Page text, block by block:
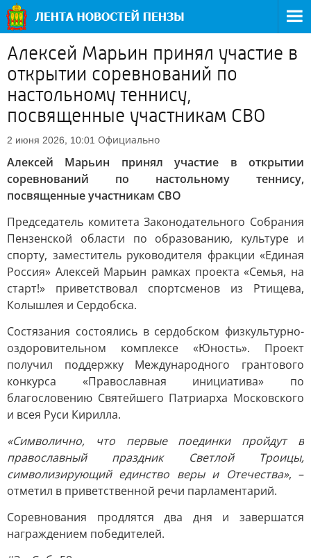
Алексей Марьин принял участие в
открытии соревнований по
настольному теннису,
посвященные участникам СВО
2 июня 2026, 10:01 Официально
Алексей Марьин принял участие в открытии
соревнований по настольному теннису,
посвященные участникам СВО
Председатель комитета Законодательного Собрания
Пензенской области по образованию, культуре и
спорту, заместитель руководителя фракции «Единая
Россия» Алексей Марьин рамках проекта «Семья, на
старт!» приветствовал спортсменов из Ртищева,
Колышлея и Сердобска.
Состязания состоялись в сердобском физкультурно-
оздоровительном комплексе «Юность». Проект
получил поддержку Международного грантового
конкурса «Православная инициатива» по
благословению Святейшего Патриарха Московского
и всея Руси Кирилла.
«Символично, что первые поединки пройдут в
православный праздник Светлой Троицы,
символизирующий единство веры и Отечества», –
отметил в приветственной речи парламентарий.
Соревнования продлятся два дня и завершатся
награждением победителей.